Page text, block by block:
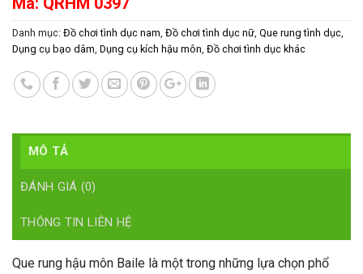
Danh mục: Đồ chơi tình dục nam Đồ chơi tình dục nữ Que rung tình dục
Dụng cụ bạo dâm Dụng cụ kích hậu môn Đồ chơi tình dục khác
MÔ TẢ
ĐÁNH GIÁ (0)
THÔNG TIN LIÊN HỆ
Que rung hậu môn Baile là một trong những lựa chọn phổ